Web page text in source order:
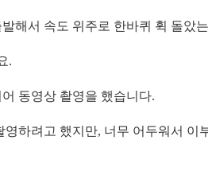
해서 속도 위주로 한바퀴 휙 돌았
.
동영상 촬영을 했습니다.
하려고 했지만, 너무 어두워서 이